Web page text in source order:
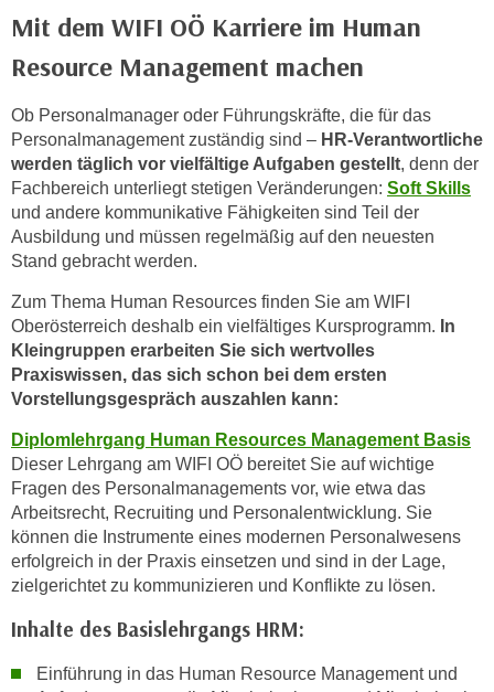
Mit dem WIFI OÖ Karriere im Human
Resource Management machen
Ob Personalmanager oder Führungskräfte, die für das
Personalmanagement zuständig sind – HR-Verantwortliche
werden täglich vor vielfältige Aufgaben gestellt, denn der
Fachbereich unterliegt stetigen Veränderungen: Soft Skills
und andere kommunikative Fähigkeiten sind Teil der
Ausbildung und müssen regelmäßig auf den neuesten
Stand gebracht werden.
Zum Thema Human Resources finden Sie am WIFI
Oberösterreich deshalb ein vielfältiges Kursprogramm. In
Kleingruppen erarbeiten Sie sich wertvolles
Praxiswissen, das sich schon bei dem ersten
Vorstellungsgespräch auszahlen kann:
Diplomlehrgang Human Resources Management Basis
Dieser Lehrgang am WIFI OÖ bereitet Sie auf wichtige
Fragen des Personalmanagements vor, wie etwa das
Arbeitsrecht, Recruiting und Personalentwicklung. Sie
können die Instrumente eines modernen Personalwesens
erfolgreich in der Praxis einsetzen und sind in der Lage,
zielgerichtet zu kommunizieren und Konflikte zu lösen.
Inhalte des Basislehrgangs HRM:
Einführung in das Human Resource Management und
e
k
z
e
p
t
i
r
e
n
"
u
m
a
l
l
e
A
r
e